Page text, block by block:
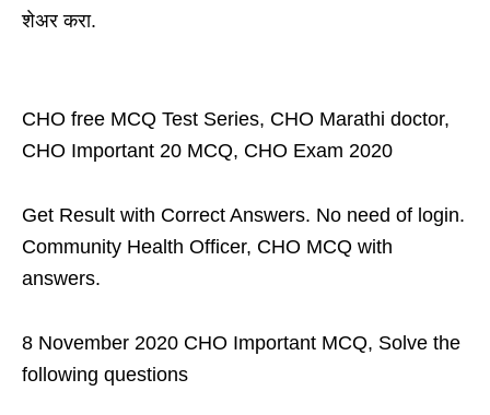
शेअर करा.
CHO free MCQ Test Series, CHO Marathi doctor,
CHO Important 20 MCQ, CHO Exam 2020
Get Result with Correct Answers. No need of login.
Community Health Officer, CHO MCQ with
answers.
8 November 2020 CHO Important MCQ, Solve the
following questions